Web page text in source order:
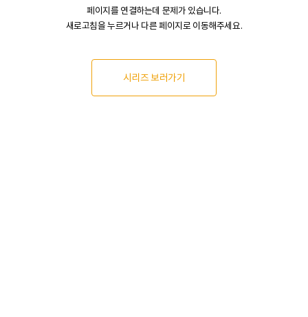
페이지를 연결하는데 문제가 있습니다.
새로고침을 누르거나 다른 페이지로 이동해주세요.
시리즈 보러가기